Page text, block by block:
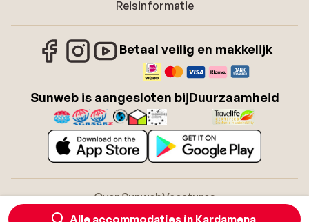
Alle accommodaties in Kardamena
Reisinformatie
Betaal veilig en makkelijk
Sunweb is aangesloten bijDuurzaamheid
Over SunwebVacatures
Algemene voorwaarden zonvakanties